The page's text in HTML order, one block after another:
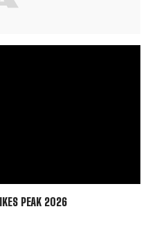
PEAK 2026